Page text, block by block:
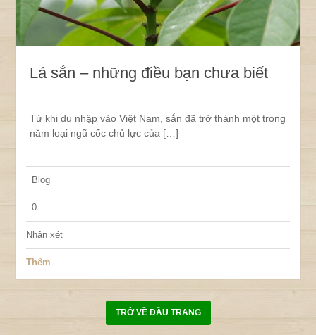
Lá sắn – những điều bạn chưa biết
Từ khi du nhập vào Việt Nam, sắn đã trở thành một trong
năm loại ngũ cốc chủ lực của […]
Blog
0
Nhận xét
Thêm
TRỞ VỀ ĐẦU TRANG